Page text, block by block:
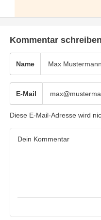
Kommentar schreiben
Name
E-Mail
Diese E-Mail-Adresse wird